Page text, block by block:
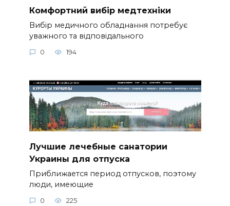
Комфортний вибір медтехніки
Вибір медичного обладнання потребує
уважного та відповідального
0 194
Лучшие лечебные санатории
Украины для отпуска
Приближается период отпусков, поэтому
люди, имеющие
0 225